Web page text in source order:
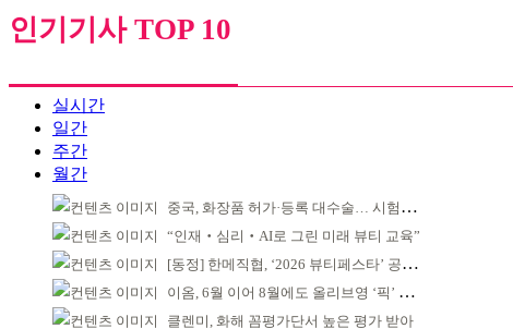
인기기사 TOP 10
실시간
일간
주간
월간
중국, 화장품 허가·등록 대수술… 시험자료 공용 허용
“인재‧심리‧AI로 그린 미래 뷰티 교육”
[동정] 한메직협, ‘2026 뷰티페스타’ 공동 주최
이옴, 6월 이어 8월에도 올리브영 ‘픽’ 선정
클렌미, 화해 꼼평가단서 높은 평가 받아